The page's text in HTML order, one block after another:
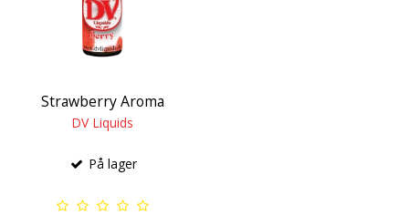
Strawberry Aroma
DV Liquids
På lager